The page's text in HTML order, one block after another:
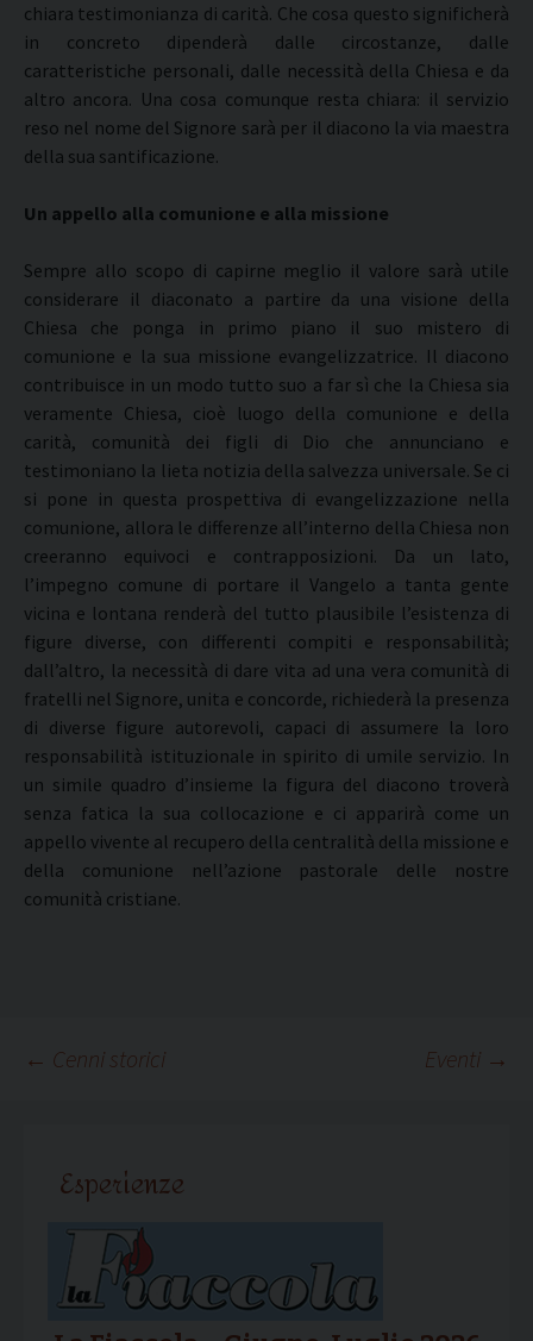
chiara testimonianza di carità. Che cosa questo significherà
in concreto dipenderà dalle circostanze, dalle
caratteristiche personali, dalle necessità della Chiesa e da
altro ancora. Una cosa comunque resta chiara: il servizio
reso nel nome del Signore sarà per il diacono la via maestra
della sua santificazione.
Un appello alla comunione e alla missione
Sempre allo scopo di capirne meglio il valore sarà utile
considerare il diaconato a partire da una visione della
Chiesa che ponga in primo piano il suo mistero di
comunione e la sua missione evangelizzatrice. Il diacono
contribuisce in un modo tutto suo a far sì che la Chiesa sia
veramente Chiesa, cioè luogo della comunione e della
carità, comunità dei figli di Dio che annunciano e
testimoniano la lieta notizia della salvezza universale. Se ci
si pone in questa prospettiva di evangelizzazione nella
comunione, allora le differenze all’interno della Chiesa non
creeranno equivoci e contrapposizioni. Da un lato,
l’impegno comune di portare il Vangelo a tanta gente
vicina e lontana renderà del tutto plausibile l’esistenza di
figure diverse, con differenti compiti e responsabilità;
dall’altro, la necessità di dare vita ad una vera comunità di
fratelli nel Signore, unita e concorde, richiederà la presenza
di diverse figure autorevoli, capaci di assumere la loro
responsabilità istituzionale in spirito di umile servizio. In
un simile quadro d’insieme la figura del diacono troverà
senza fatica la sua collocazione e ci apparirà come un
appello vivente al recupero della centralità della missione e
della comunione nell’azione pastorale delle nostre
comunità cristiane.
Navigazione
← Cenni storici Eventi →
Esperienze